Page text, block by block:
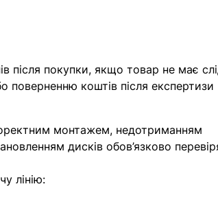
після покупки, якщо товар не має
поверненню коштів після експертизи
монтажем, недотриманням
дисків обов’язково
лінію: